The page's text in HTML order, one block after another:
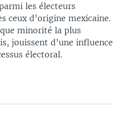
les électeurs
ceux d’origine mexicaine.
minorité la plus
jouissent d’une influence
électoral.